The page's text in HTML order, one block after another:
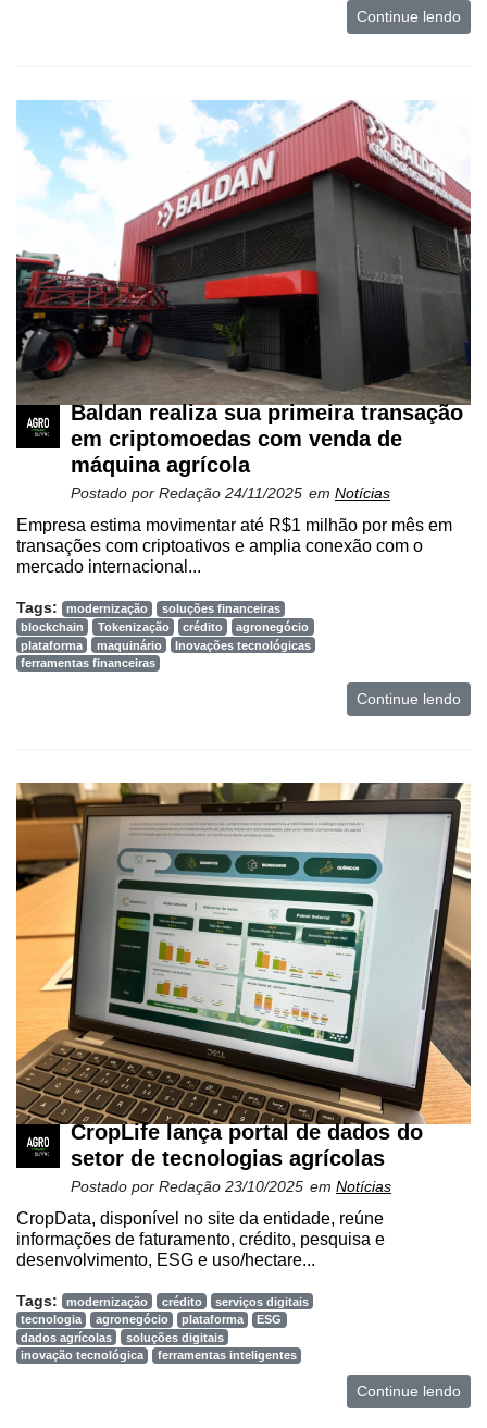
Continue lendo
Baldan realiza sua primeira transação
em criptomoedas com venda de
máquina agrícola
Postado por Redação 24/11/2025 em Notícias
Empresa estima movimentar até R$1 milhão por mês em
transações com criptoativos e amplia conexão com o
mercado internacional...
Tags: modernização
soluções financeiras
blockchain
Tokenização crédito
agronegócio
plataforma
maquinário
Inovações tecnológicas
ferramentas financeiras
Continue lendo
CropLife lança portal de dados do
setor de tecnologias agrícolas
Postado por Redação 23/10/2025 em Notícias
CropData, disponível no site da entidade, reúne
informações de faturamento, crédito, pesquisa e
desenvolvimento, ESG e uso/hectare...
Tags: modernização crédito
serviços digitais
tecnologia
agronegócio plataforma
ESG
dados agrícolas
soluções digitais
inovação tecnológica
ferramentas inteligentes
Continue lendo